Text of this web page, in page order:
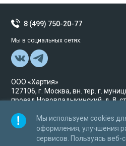
8 (499) 750-20-77
Мы в социальных сетях:
ООО «Хартия»
127106, г. Москва, вн. тер. г.
проезд Нововладыкинский, д. 8,
© Хартия Исключительные
ООО«Хартия» и охраняются в
Мы используем cookies
оформления, улучшения
сервисов. Пользуясь веб-